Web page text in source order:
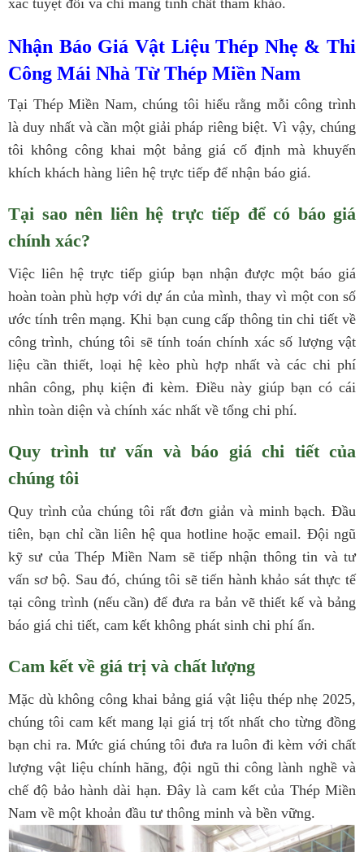
Nhận Báo Giá Vật Liệu Thép Nhẹ & Thi
Công Mái Nhà Từ Thép Miền Nam
Tại Thép Miền Nam, chúng tôi hiểu rằng mỗi công trình
là duy nhất và cần một giải pháp riêng biệt. Vì vậy, chúng
tôi không công khai một bảng giá cố định mà khuyến
khích khách hàng liên hệ trực tiếp để nhận báo giá.
Tại sao nên liên hệ trực tiếp để có báo giá
chính xác?
Việc liên hệ trực tiếp giúp bạn nhận được một báo giá
hoàn toàn phù hợp với dự án của mình, thay vì một con số
ước tính trên mạng. Khi bạn cung cấp thông tin chi tiết về
công trình, chúng tôi sẽ tính toán chính xác số lượng vật
liệu cần thiết, loại hệ kèo phù hợp nhất và các chi phí
nhân công, phụ kiện đi kèm. Điều này giúp bạn có cái
nhìn toàn diện và chính xác nhất về tổng chi phí.
Quy trình tư vấn và báo giá chi tiết của
chúng tôi
Quy trình của chúng tôi rất đơn giản và minh bạch. Đầu
tiên, bạn chỉ cần liên hệ qua hotline hoặc email. Đội ngũ
kỹ sư của Thép Miền Nam sẽ tiếp nhận thông tin và tư
vấn sơ bộ. Sau đó, chúng tôi sẽ tiến hành khảo sát thực tế
tại công trình (nếu cần) để đưa ra bản vẽ thiết kế và bảng
báo giá chi tiết, cam kết không phát sinh chi phí ẩn.
Cam kết về giá trị và chất lượng
Mặc dù không công khai bảng giá vật liệu thép nhẹ 2025,
chúng tôi cam kết mang lại giá trị tốt nhất cho từng đồng
bạn chi ra. Mức giá chúng tôi đưa ra luôn đi kèm với chất
lượng vật liệu chính hãng, đội ngũ thi công lành nghề và
chế độ bảo hành dài hạn. Đây là cam kết của Thép Miền
Nam về một khoản đầu tư thông minh và bền vững.